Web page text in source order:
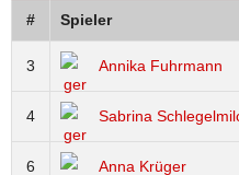
# Spieler
3 Annika Fuhrmann
4 Sabrina
6 Anna Krüger